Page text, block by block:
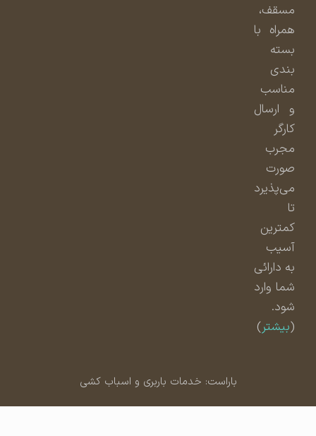
مسقف،
همراه با
بسته
بندی
مناسب
و ارسال
مجرب
صورت
می‌پذیرد
کمترین
آسیب
به دارائی
شما وارد
شود.
بیشتر)
باراست: خدمات باربری و اسباب کشی